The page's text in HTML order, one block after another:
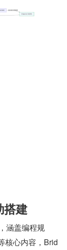
搭建
涵盖编程规
核心内容，Brid